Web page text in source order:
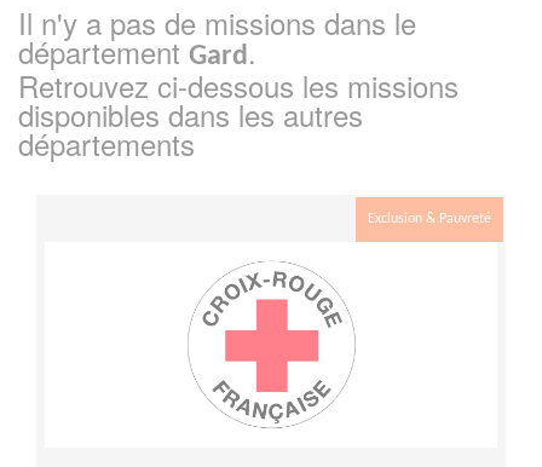
Il n'y a pas de missions dans le
département Gard.
Retrouvez ci-dessous les missions
disponibles dans les autres
départements
Exclusion & Pauvreté